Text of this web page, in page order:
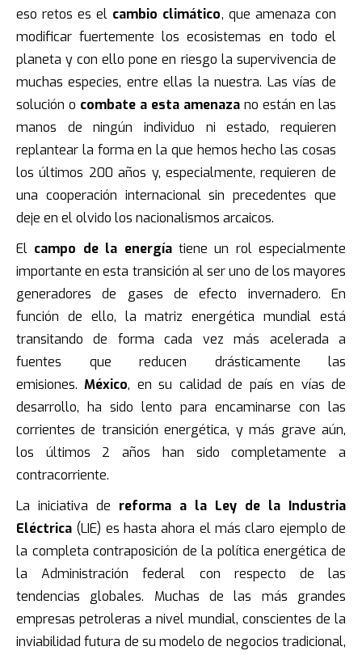
eso retos es el cambio climático, que amenaza con
modificar fuertemente los ecosistemas en todo el
planeta y con ello pone en riesgo la supervivencia de
muchas especies, entre ellas la nuestra. Las vías de
solución o combate a esta amenaza no están en las
manos de ningún individuo ni estado, requieren
replantear la forma en la que hemos hecho las cosas
los últimos 200 años y, especialmente, requieren de
una cooperación internacional sin precedentes que
deje en el olvido los nacionalismos arcaicos.
El campo de la energíatiene un rol especialmente
importante en esta transición al ser uno de los mayores
generadores de gases de efecto invernadero. En
función de ello, la matriz energética mundial está
transitando de forma cada vez más acelerada a
fuentes que reducen drásticamente las
emisiones.México, en su calidad de país en vías de
desarrollo, ha sido lento para encaminarse con las
corrientes de transición energética, y más grave aún,
los últimos 2 años han sido completamente a
contracorriente.
La iniciativa de reforma a la Ley de la Industria
Eléctrica (LIE) es hasta ahora el más claro ejemplo de
la completa contraposición de la política energética de
la Administración federal con respecto de las
tendencias globales. Muchas de las más grandes
empresas petroleras a nivel mundial, conscientes de la
inviabilidad futura de su modelo de negocios tradicional,